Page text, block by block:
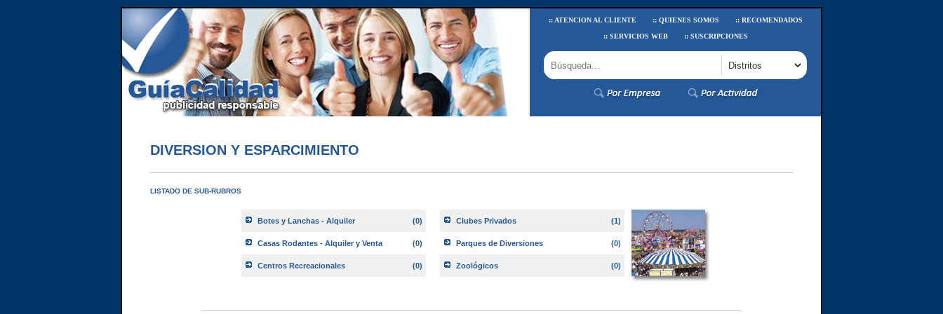
:: ATENCION AL CLIENTE :: QUIENES SOMOS :: RECOMENDADOS
:: SERVICIOS WEB :: SUSCRIPCIONES
DIVERSION Y ESPARCIMIENTO
LISTADO DE SUB-RUBROS
Botes y Lanchas - Alquiler (0)
Casas Rodantes - Alquiler y Venta (0)
Centros Recreacionales (0)
Clubes Privados (1)
Parques de Diversiones (0)
Zoológicos (0)